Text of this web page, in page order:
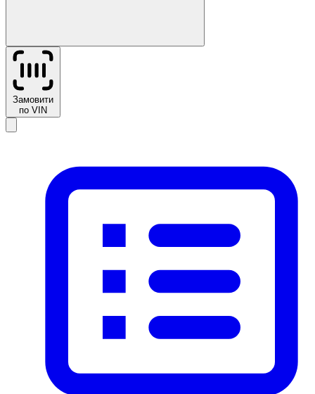
Замовити
по VIN